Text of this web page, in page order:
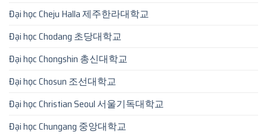
Đại học Cheju Halla 제주한라대학교
Đại học Chodang 초당대학교
Đại học Chongshin 총신대학교
Đại học Chosun 조선대학교
Đại học Christian Seoul 서울기독대학교
Đại học Chungang 중앙대학교